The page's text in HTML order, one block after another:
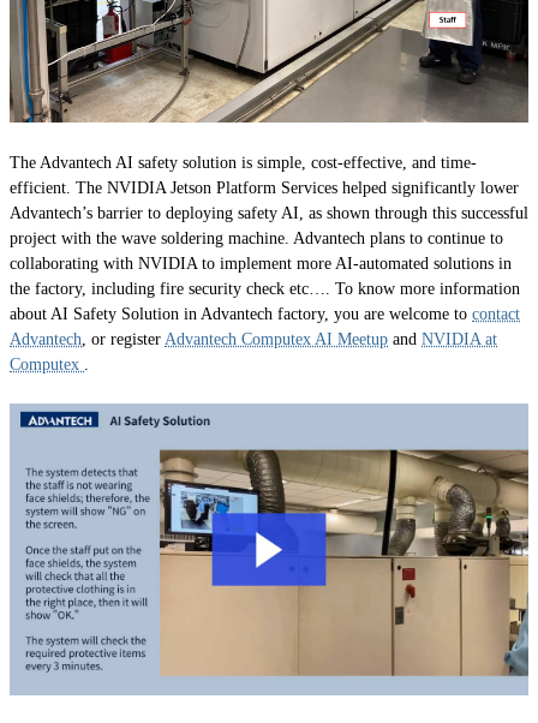
The Advantech AI safety solution is simple, cost-effective, and time-
efficient. The NVIDIA Jetson Platform Services helped significantly lower
Advantech’s barrier to deploying safety AI, as shown through this successful
project with the wave soldering machine. Advantech plans to continue to
collaborating with NVIDIA to implement more AI-automated solutions in
the factory, including fire security check etc…. To know more information
about AI Safety Solution in Advantech factory, you are welcome to contact
Advantech , or register Advantech Computex AI Meetup and NVIDIA at
Computex